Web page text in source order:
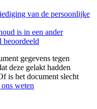
van de persoonlijke
is in een ander
beoordeeld
gegevens tegen
deze gelakt hadden
is het document slecht
weten